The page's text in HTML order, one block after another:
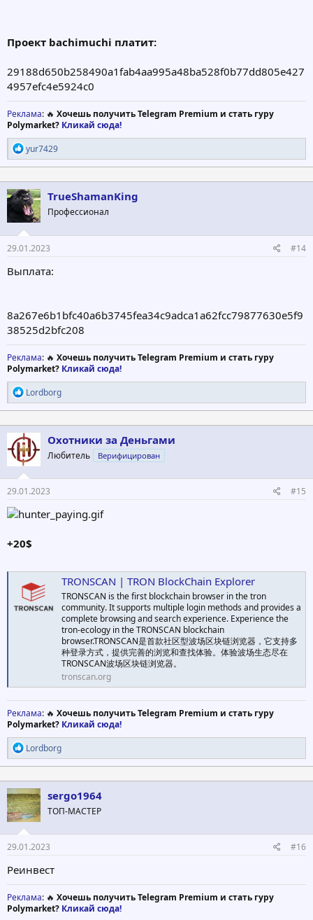
Проект bachimuchi платит:
29188d650b258490a1fab4aa995a48ba528f0b77dd805e427
4957efc4e5924c0
Реклама: 🔥 Хочешь получить Telegram Premium и стать гуру
Polymarket? Кликай сюда!
Р
е
а
к
ц
и
и
:
yur7429
TrueShamanKing
Профессионал
29.01.2023 #14
Выплата:
8a267e6b1bfc40a6b3745fea34c9adca1a62fcc79877630e5f9
38525d2bfc208
Реклама: 🔥 Хочешь получить Telegram Premium и стать гуру
Polymarket? Кликай сюда!
Р
е
а
к
ц
и
и
:
Lordborg
Охотники за Деньгами
Любитель Верифицирован
29.01.2023 #15
+20$
TRONSCAN | TRON BlockChain Explorer
TRONSCAN is the first blockchain browser in the tron
community. It supports multiple login methods and provides a
complete browsing and search experience. Experience the
tron-ecology in the TRONSCAN blockchain
browser.TRONSCAN是首款社区型波场区块链浏览器，它支持多
种登录方式，提供完善的浏览和查找体验。体验波场生态尽在
TRONSCAN波场区块链浏览器。
tronscan.org
Реклама: 🔥 Хочешь получить Telegram Premium и стать гуру
Polymarket? Кликай сюда!
Р
е
а
к
ц
и
и
:
Lordborg
sergo1964
ТОП-МАСТЕР
29.01.2023 #16
Реинвест
Реклама: 🔥 Хочешь получить Telegram Premium и стать гуру
Polymarket? Кликай сюда!